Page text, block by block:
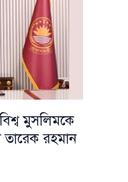
মুসলিমকে
তারেক রহমান